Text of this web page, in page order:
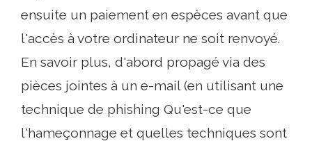
ensuite un paiement en espèces avant que
l'accès à votre ordinateur ne soit renvoyé.
En savoir plus, d'abord propagé via des
pièces jointes à un e-mail (en utilisant une
technique de phishing Qu'est-ce que
l'hameçonnage et quelles techniques sont